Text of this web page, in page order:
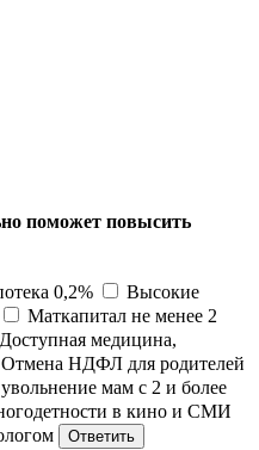
поможет повысить
0,2%
Высокие
Маткапитал не менее 2
Доступная медицина,
Отмена НДФЛ для родителей
мам с 2 и более
в кино и СМИ